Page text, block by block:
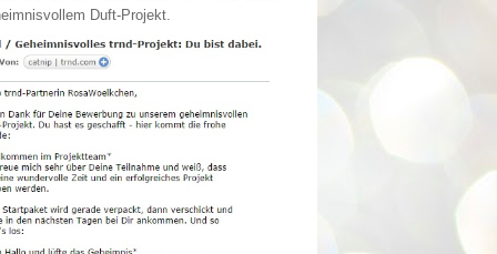
Duft-Projekt.